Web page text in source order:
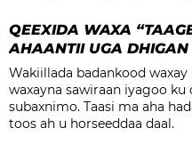
QEEXIDA WAXA
AHAANTII UGA
Wakiillada badankood waxay
waxayna sawiraan iyagoo ku
subaxnimo. Taasi ma aha
toos ah u horseeddaa daal.